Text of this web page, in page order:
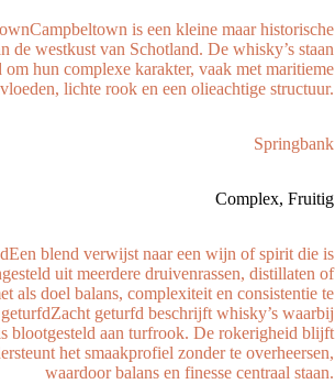
Campbeltown is een kleine maar historische
de westkust van Schotland. De whisky’s staan
om hun complexe karakter, vaak met maritieme
lichte rook en een olieachtige structuur.
Springbank
Complex, Fruitig
Een blend verwijst naar een wijn of spirit die is
uit meerdere druivenrassen, distillaten of
als doel balans, complexiteit en consistentie te
Zacht geturfd beschrijft whisky’s waarbij
blootgesteld aan turfrook. De rokerigheid blijft
het smaakprofiel zonder te overheersen,
waardoor balans en finesse centraal staan.